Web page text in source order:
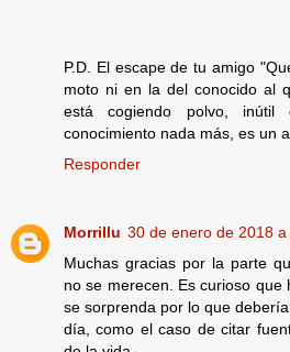
P.D. El escape de tu amigo
moto ni en la del conocido al
está cogiendo polvo, inútil
conocimiento nada más, es un
Responder
Morrillu 30 de enero de 2018
Muchas gracias por la parte
no se merecen. Es curioso
se sorprenda por lo que
día, como el caso de citar